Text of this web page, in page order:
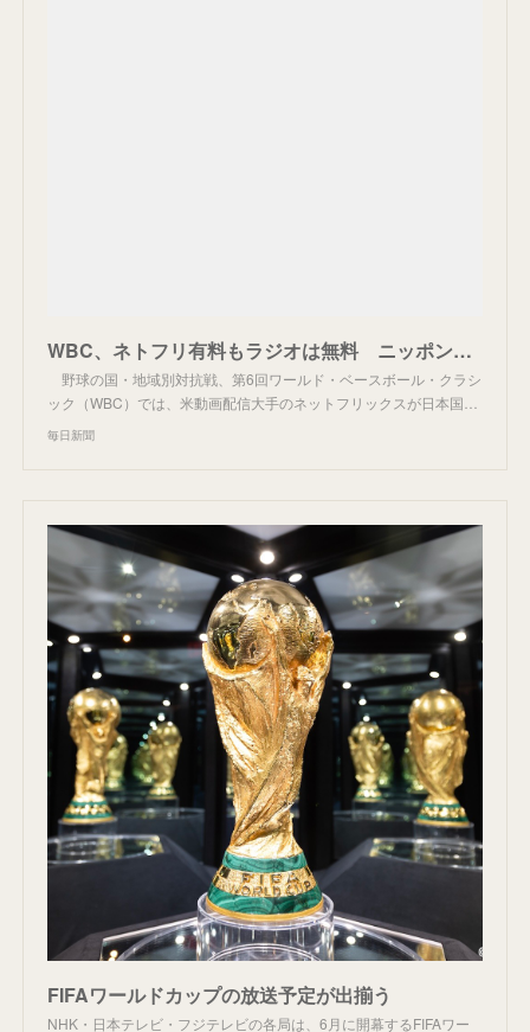
WBC、ネトフリ有料もラジオは無料 ニッポン放送社長「チャンス」 | 毎日新聞
野球の国・地域別対抗戦、第6回ワールド・ベースボール・クラシ
ック（WBC）では、米動画配信大手のネットフリックスが日本国…
毎日新聞
FIFAワールドカップの放送予定が出揃う
NHK・日本テレビ・フジテレビの各局は、6月に開幕するFIFAワー